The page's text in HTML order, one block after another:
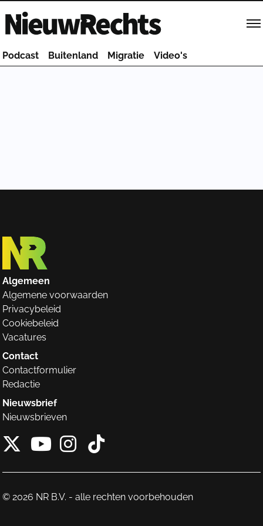
Homepage van NieuwRechts
Podcast Buitenland Migratie Video's
Algemeen
Algemene voorwaarden
Privacybeleid
Cookiebeleid
Vacatures
Contact
Contactformulier
Redactie
Nieuwsbrief
Nieuwsbrieven
X van NieuwRechts
Instagram van
Tiktok van
© 2026 NR B.V. - alle rechten voorbehouden